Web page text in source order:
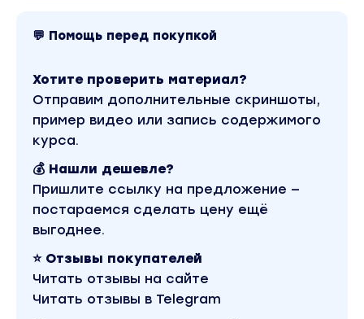
воздействия, мешающие исполнению
3. Открывает возможности и прокладывает
пути к цели, формирует событийный поток,
ведущий к исполнению желания.
4. Очищает сознание и подсознание от
страхов, сомнений, блокирующих исполнение
желания.
5. Очищает сознание и подсознание от
навязанных из вне желаний, внедренных
призрачные желания.
зацикливание на цели, гармонизируя и
💬 Помощь перед покупкой
Хотите проверить материал?
Отправим дополнительные скриншоты,
пример видео или запись содержимого
курса.
💰 Нашли дешевле?
Пришлите ссылку на предложение —
постараемся сделать цену ещё
выгоднее.
⭐ Отзывы покупателей
Читать отзывы на сайте
Читать отзывы в Telegram